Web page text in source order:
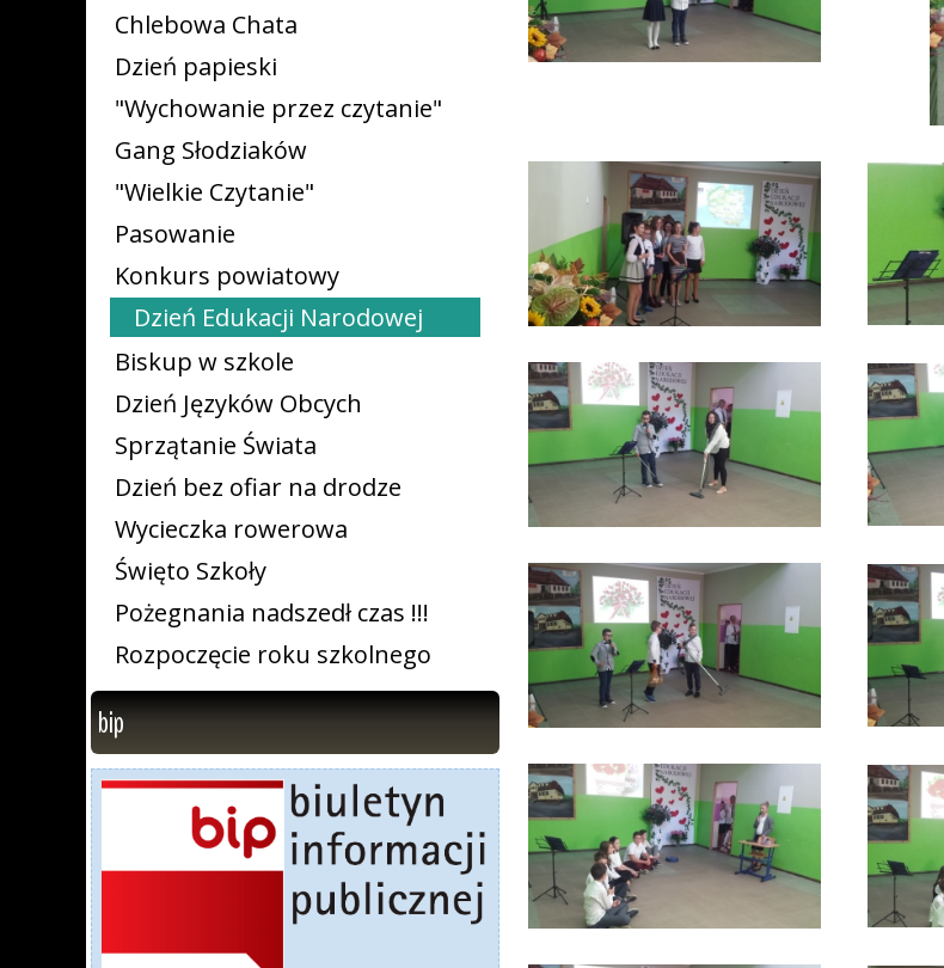
Chlebowa Chata
Dzień papieski
"Wychowanie przez czytanie"
Gang Słodziaków
"Wielkie Czytanie"
Pasowanie
Konkurs powiatowy
Dzień Edukacji Narodowej
Biskup w szkole
Dzień Języków Obcych
Sprzątanie Świata
Dzień bez ofiar na drodze
Wycieczka rowerowa
Święto Szkoły
Pożegnania nadszedł czas !!!
Rozpoczęcie roku szkolnego
bip